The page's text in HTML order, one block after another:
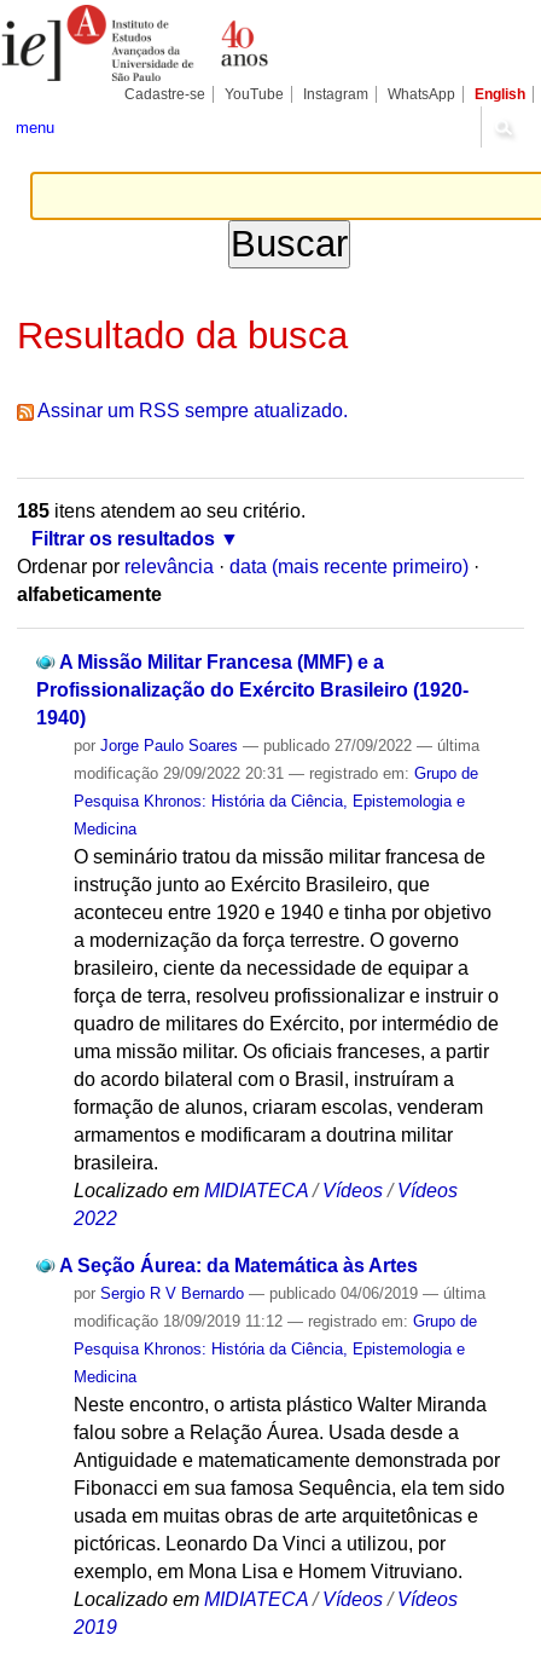
para
conteúdo.
Pessoais
Cadastre-se YouTube Instagram WhatsApp English
menu
Resultado da busca
Assinar um RSS sempre atualizado.
185itens atendem ao seu critério.
Filtrar os resultados
Ordenar por relevância · data (mais recente primeiro) ·
alfabeticamente
A Missão Militar Francesa (MMF) e a
Profissionalização do Exército Brasileiro (1920-
1940)
por Jorge Paulo Soares — publicado27/09/2022 — última
modificação29/09/2022 20:31 — registrado em: Grupo de
Pesquisa Khronos: História da Ciência, Epistemologia e
Medicina
O seminário tratou da missão militar francesa de
instrução junto ao Exército Brasileiro, que
aconteceu entre 1920 e 1940 e tinha por objetivo
a modernização da força terrestre. O governo
brasileiro, ciente da necessidade de equipar a
força de terra, resolveu profissionalizar e instruir o
quadro de militares do Exército, por intermédio de
uma missão militar. Os oficiais franceses, a partir
do acordo bilateral com o Brasil, instruíram a
formação de alunos, criaram escolas, venderam
armamentos e modificaram a doutrina militar
brasileira.
Localizado em MIDIATECA /Vídeos /Vídeos
2022
A Seção Áurea: da Matemática às Artes
por Sergio R V Bernardo — publicado04/06/2019 — última
modificação18/09/2019 11:12 — registrado em: Grupo de
Pesquisa Khronos: História da Ciência, Epistemologia e
Medicina
Neste encontro, o artista plástico Walter Miranda
falou sobre a Relação Áurea. Usada desde a
Antiguidade e matematicamente demonstrada por
Fibonacci em sua famosa Sequência, ela tem sido
usada em muitas obras de arte arquitetônicas e
pictóricas. Leonardo Da Vinci a utilizou, por
exemplo, em Mona Lisa e Homem Vitruviano.
Localizado em MIDIATECA /Vídeos /Vídeos
2019